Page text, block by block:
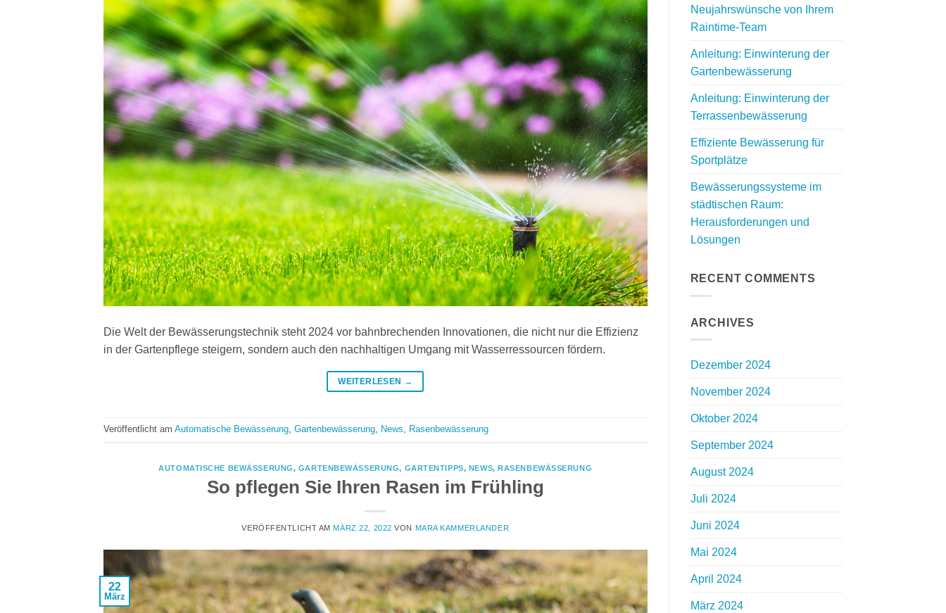
Die Welt der Bewässerungstechnik steht 2024 vor bahnbrechenden Innovationen, die nicht nur die Effizienz
in der Gartenpflege steigern, sondern auch den nachhaltigen Umgang mit Wasserressourcen fördern.
WEITERLESEN →
Veröffentlicht am Automatische Bewässerung, Gartenbewässerung, News, Rasenbewässerung
AUTOMATISCHE BEWÄSSERUNG, GARTENBEWÄSSERUNG, GARTENTIPPS, NEWS,RASENBEWÄSSERUNG
So pflegen Sie Ihren Rasen im Frühling
VERÖFFENTLICHT AM MÄRZ 22, 2022 VON MARA KAMMERLANDER
22
März
Neujahrswünsche von Ihrem
Raintime-Team
Anleitung: Einwinterung der
Gartenbewässerung
Anleitung: Einwinterung der
Terrassenbewässerung
Effiziente Bewässerung für
Sportplätze
Bewässerungssysteme im
städtischen Raum:
Herausforderungen und
Lösungen
RECENT COMMENTS
ARCHIVES
Dezember 2024
November 2024
Oktober 2024
September 2024
August 2024
Juli 2024
Juni 2024
Mai 2024
April 2024
März 2024